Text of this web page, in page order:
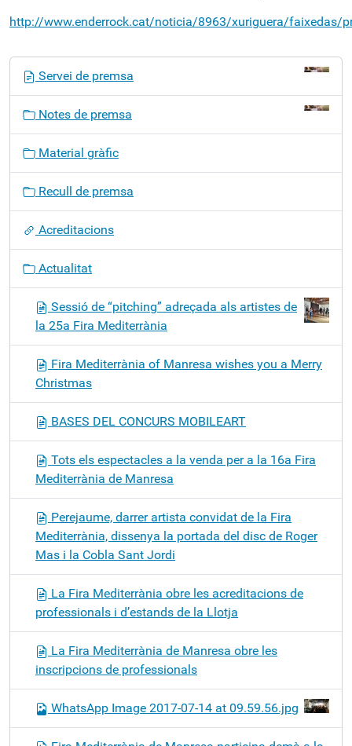
http://www.enderrock.cat/noticia/8963/xuriguera/faixedas/
ó
Servei de premsa
Notes de premsa
Material gràfic
Recull de premsa
Acreditacions
Actualitat
Sessió de “pitching” adreçada als artistes de
la 25a Fira Mediterrània
Fira Mediterrània of Manresa wishes you a Merry
Christmas
BASES DEL CONCURS MOBILEART
Tots els espectacles a la venda per a la 16a Fira
Mediterrània de Manresa
Perejaume, darrer artista convidat de la Fira
Mediterrània, dissenya la portada del disc de Roger
Mas i la Cobla Sant Jordi
La Fira Mediterrània obre les acreditacions de
professionals i d’estands de la Llotja
La Fira Mediterrània de Manresa obre les
inscripcions de professionals
WhatsApp Image 2017-07-14 at 09.59.56.jpg